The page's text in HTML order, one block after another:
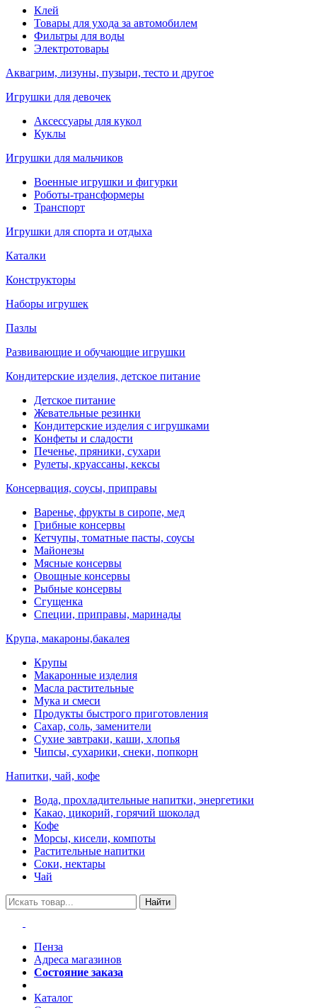
Клей
Товары для ухода за автомобилем
Фильтры для воды
Электротовары
Аквагрим, лизуны, пузыри, тесто и другое
Игрушки для девочек
Аксессуары для кукол
Куклы
Игрушки для мальчиков
Военные игрушки и фигурки
Роботы-трансформеры
Транспорт
Игрушки для спорта и отдыха
Каталки
Конструкторы
Наборы игрушек
Пазлы
Развивающие и обучающие игрушки
Кондитерские изделия, детское питание
Детское питание
Жевательные резинки
Кондитерские изделия с игрушками
Конфеты и сладости
Печенье, пряники, сухари
Рулеты, круассаны, кексы
Консервация, соусы, приправы
Варенье, фрукты в сиропе, мед
Грибные консервы
Кетчупы, томатные пасты, соусы
Майонезы
Мясные консервы
Овощные консервы
Рыбные консервы
Сгущенка
Специи, приправы, маринады
Крупа, макароны,бакалея
Крупы
Макаронные изделия
Масла растительные
Мука и смеси
Продукты быстрого приготовления
Сахар, соль, заменители
Сухие завтраки, каши, хлопья
Чипсы, сухарики, снеки, попкорн
Напитки, чай, кофе
Вода, прохладительные напитки, энергетики
Какао, цикорий, горячий шоколад
Кофе
Морсы, кисели, компоты
Растительные напитки
Соки, нектары
Чай
Найти
Пенза
Адреса магазинов
Состояние заказа
Каталог